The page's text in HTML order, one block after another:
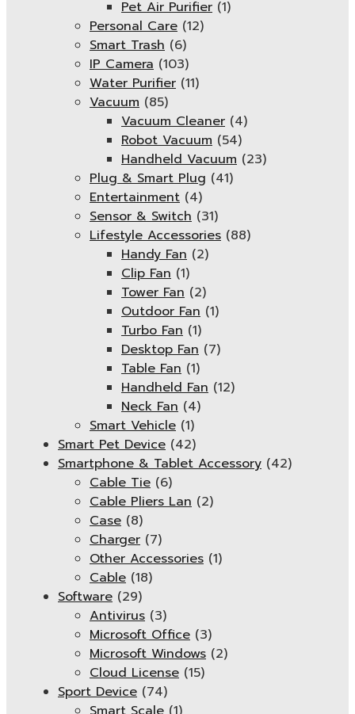
Pet Air Purifier (1)
Personal Care (12)
Smart Trash (6)
IP Camera (103)
Water Purifier (11)
Vacuum (85)
Vacuum Cleaner (4)
Robot Vacuum (54)
Handheld Vacuum (23)
Plug & Smart Plug (41)
Entertainment (4)
Sensor & Switch (31)
Lifestyle Accessories (88)
Handy Fan (2)
Clip Fan (1)
Tower Fan (2)
Outdoor Fan (1)
Turbo Fan (1)
Desktop Fan (7)
Table Fan (1)
Handheld Fan (12)
Neck Fan (4)
Smart Vehicle (1)
Smart Pet Device (42)
Smartphone & Tablet Accessory (42)
Cable Tie (6)
Cable Pliers Lan (2)
Case (8)
Charger (7)
Other Accessories (1)
Cable (18)
Software (29)
Antivirus (3)
Microsoft Office (3)
Microsoft Windows (2)
Cloud License (15)
Sport Device (74)